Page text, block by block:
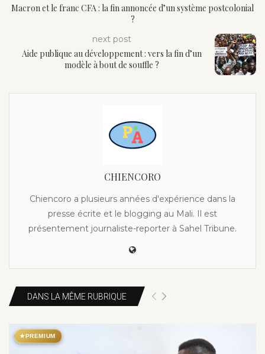
Macron et le franc CFA : la fin annoncée d’un système postcolonial
?
next post
Aide publique au développement : vers la fin d’un
modèle à bout de souffle ?
CHIENCORO
Chiencoro a plusieurs années d'expérience dans la
presse écrite et le blogging au Mali. Il est
présentement journaliste-reporter à Sahel Tribune.
DANS LA MÊME RUBRIQUE
★PREMIUM